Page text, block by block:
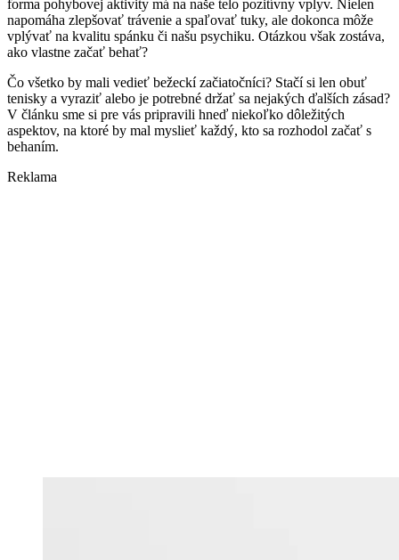
forma pohybovej aktivity má na naše telo pozitívny vplyv. Nielen
napomáha zlepšovať trávenie a spaľovať tuky, ale dokonca môže
vplývať na kvalitu spánku či našu psychiku. Otázkou však zostáva,
ako vlastne začať behať?
Čo všetko by mali vedieť bežeckí začiatočníci? Stačí si len obuť
tenisky a vyraziť alebo je potrebné držať sa nejakých ďalších zásad?
V článku sme si pre vás pripravili hneď niekoľko dôležitých
aspektov, na ktoré by mal myslieť každý, kto sa rozhodol začať s
behaním.
Reklama